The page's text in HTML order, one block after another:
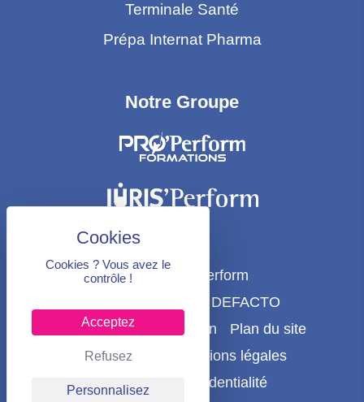
Cookies ? Vous avez le
contrôle !
Acceptez
Refusez
Personnalisez
Terminale Santé
Prépa Internat Pharma
Notre Groupe
@2022 Sup’Perform
Design & Code par DEFACTO
Dédié à Seb le canadien
Plan du site
MATH & ÇA !
Mentions légales
Politique de confidentialité